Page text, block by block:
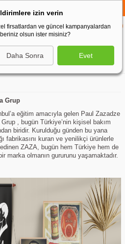
Grup
eğitim amacıyla gelen Paul Zazadze
, bugün Türkiye’nin kişisel bakım
biridir. Kurulduğu günden bu yana
fabrikasını kuran ve yenilikçi ürünlerle
ZAZA, bugün hem Türkiye hem de
marka olmanın gururunu yaşamaktadır.
izin verin
firsatlardan ve güncel kampanyalardan
olsun ister misiniz?
Daha Sonra Evet